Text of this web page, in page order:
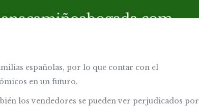
españolas, por lo que contar con el
en un futuro.
los vendedores se pueden ver perjudicados por